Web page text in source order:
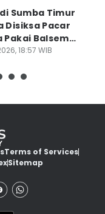
Sumba Timur
Disiksa Pacar
Pakai Balsem
18:57 WIB
Terms of Services
Sitemap